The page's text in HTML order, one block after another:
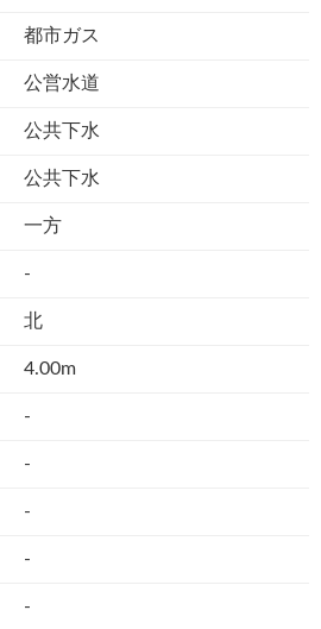
都市ガス
公営水道
公共下水
公共下水
一方
-
北
4.00m
-
-
-
-
-